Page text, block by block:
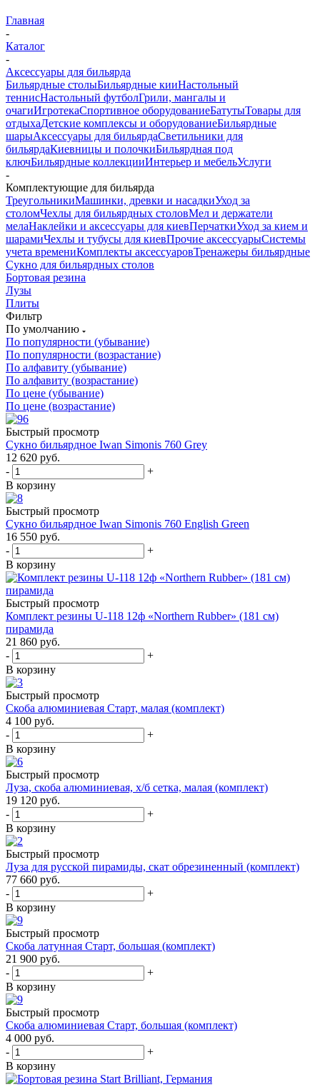
Главная
-
Каталог
-
Аксессуары для бильярда
Бильярдные столыБильярдные кииНастольный
теннисНастольный футболГрили, мангалы и
очагиИгротекаСпортивное оборудованиеБатутыТовары для
отдыхаДетские комплексы и оборудованиеБильярдные
шарыАксессуары для бильярдаСветильники для
бильярдаКиевницы и полочкиБильярдная под
ключБильярдные коллекцииИнтерьер и мебельУслуги
-
Комплектующие для бильярда
ТреугольникиМашинки, древки и насадкиУход за
столомЧехлы для бильярдных столовМел и держатели
мелаНаклейки и аксессуары для киевПерчаткиУход за кием и
шарамиЧехлы и тубусы для киевПрочие аксессуарыСистемы
учета времениКомплекты аксессуаровТренажеры бильярдные
Сукно для бильярдных столов
Бортовая резина
Лузы
Плиты
Фильтр
По умолчанию
По популярности (убывание)
По популярности (возрастание)
По алфавиту (убывание)
По алфавиту (возрастание)
По цене (убывание)
По цене (возрастание)
Быстрый просмотр
Сукно бильярдное Iwan Simonis 760 Grey
12 620 руб.
-
+
В корзину
Быстрый просмотр
Сукно бильярдное Iwan Simonis 760 English Green
16 550 руб.
-
+
В корзину
Быстрый просмотр
Комплект резины U-118 12ф «Northern Rubber» (181 см)
пирамида
21 860 руб.
-
+
В корзину
Быстрый просмотр
Скоба алюминиевая Старт, малая (комплект)
4 100 руб.
-
+
В корзину
Быстрый просмотр
Луза, скоба алюминиевая, х/б сетка, малая (комплект)
19 120 руб.
-
+
В корзину
Быстрый просмотр
Луза для русской пирамиды, скат обрезиненный (комплект)
77 660 руб.
-
+
В корзину
Быстрый просмотр
Скоба латунная Старт, большая (комплект)
21 900 руб.
-
+
В корзину
Быстрый просмотр
Скоба алюминиевая Старт, большая (комплект)
4 000 руб.
-
+
В корзину